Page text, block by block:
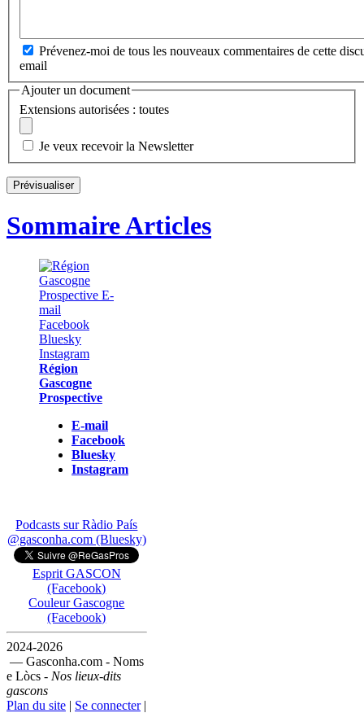
Prévenez-moi de tous les nouveaux commentaires de cette
email
Ajouter un document
Extensions autorisées : toutes
Je veux recevoir la Newsletter
Sommaire Articles
Région
Gascogne
Prospective
E-mail
Facebook
Bluesky
Instagram
Podcasts sur Ràdio País
@gasconha.com (Bluesky)
Esprit GASCON
(Facebook)
Couleur Gascogne
(Facebook)
2024-2026
— Gasconha.com - Noms
e Lòcs - Nos lieux-dits
gascons
Plan du site | Se connecter|